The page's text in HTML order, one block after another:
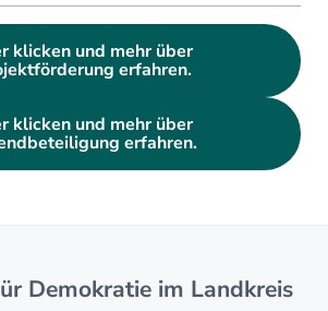
klicken und mehr über
erfahren.
klicken und mehr über
erfahren.
Demokratie im Landkreis